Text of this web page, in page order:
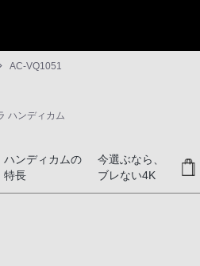
AC-VQ1051
ハンディカム
ハンディカムの
特長
今選ぶなら、
ブレない4K